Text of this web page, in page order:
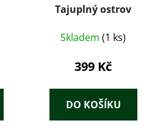
Tajuplný ostrov
Skladem (1 ks)
399 Kč
DO KOŠÍKU